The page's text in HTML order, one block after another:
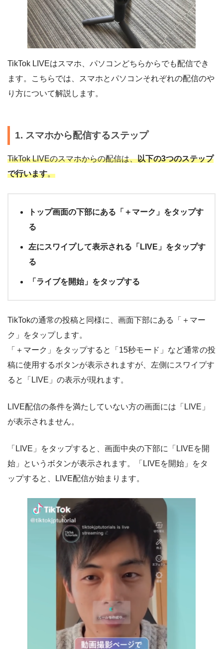
TikTok LIVEはスマホ、パソコンどちらからでも配信でき
ます。こちらでは、スマホとパソコンそれぞれの配信のや
り方について解説します。
1. スマホから配信するステップ
TikTok LIVEのスマホからの配信は、以下の3つのステップ
で行います。
トップ画面の下部にある「＋マーク」をタップす
る
左にスワイプして表示される「LIVE」をタップす
る
「ライブを開始」をタップする
TikTokの通常の投稿と同様に、画面下部にある「＋マー
ク」をタップします。
「＋マーク」をタップすると「15秒モード」など通常の投
稿に使用するボタンが表示されますが、左側にスワイプす
ると「LIVE」の表示が現れます。
LIVE配信の条件を満たしていない方の画面には「LIVE」
が表示されません。
「LIVE」をタップすると、画面中央の下部に「LIVEを開
始」というボタンが表示されます。「LIVEを開始」をタ
ップすると、LIVE配信が始まります。